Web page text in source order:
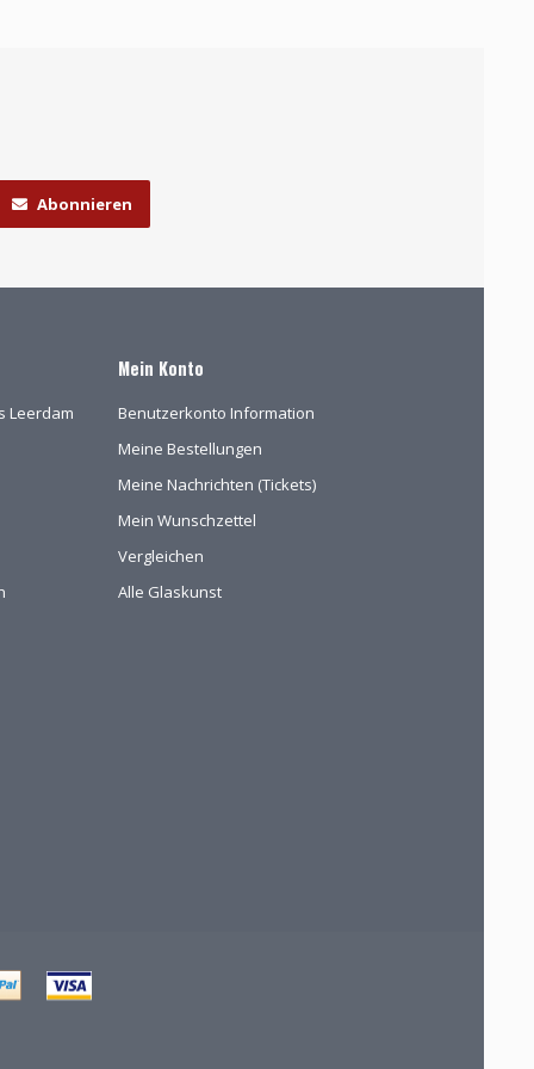
Abonnieren
Leerdam
Mein Konto
Benutzerkonto Information
Meine Bestellungen
Meine Nachrichten (Tickets)
Mein Wunschzettel
Vergleichen
Alle Glaskunst